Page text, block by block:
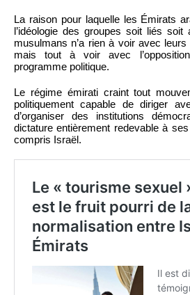
La raison pour laquelle les Émirats
l’idéologie des groupes soit liés soit
musulmans n’a rien à voir avec
mais tout à voir avec
programme politique.
Le régime émirati craint tout
politiquement capable de diriger
d’organiser des institutions
dictature entièrement redevable à
compris Israël.